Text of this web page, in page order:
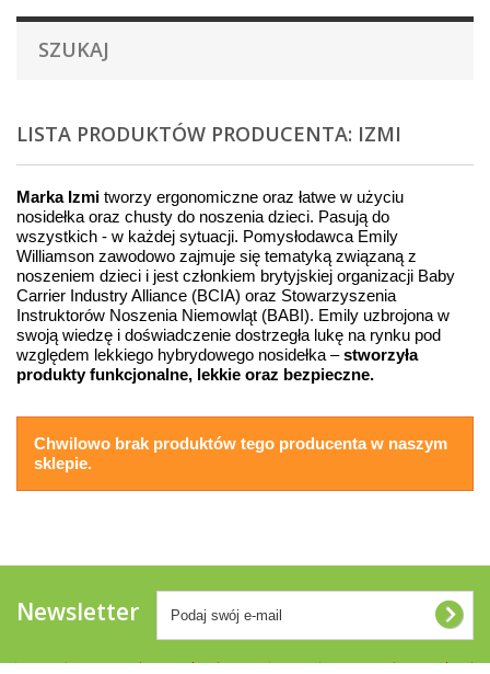
SZUKAJ
LISTA PRODUKTÓW PRODUCENTA: IZMI
Marka Izmi tworzy ergonomiczne oraz łatwe w użyciu
nosidełka oraz chusty do noszenia dzieci. Pasują do
wszystkich - w każdej sytuacji. Pomysłodawca Emily
Williamson zawodowo zajmuje się tematyką związaną z
noszeniem dzieci i jest członkiem brytyjskiej organizacji Baby
Carrier Industry Alliance (BCIA) oraz Stowarzyszenia
Instruktorów Noszenia Niemowląt (BABI). Emily uzbrojona w
swoją wiedzę i doświadczenie dostrzegła lukę na rynku pod
względem lekkiego hybrydowego nosidełka –stworzyła
produkty funkcjonalne, lekkie oraz bezpieczne.
Chwilowo brak produktów tego producenta w naszym
sklepie.
Newsletter